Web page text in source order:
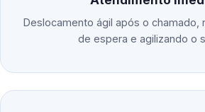
Deslocamento ágil após o chamado,
de espera e agilizando o